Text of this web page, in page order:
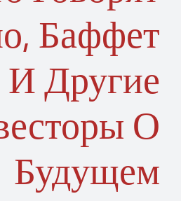
Баффет
И Другие
О
Будущем